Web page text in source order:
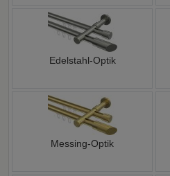
Edelstahl-Optik
Messing-Optik